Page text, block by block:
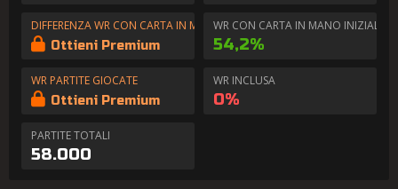
DIFFERENZA WR CON CARTA IN MANO
Ottieni Premium
WR CON CARTA IN MANO INIZIALE
54,2%
WR PARTITE GIOCATE
Ottieni Premium
WR INCLUSA
0%
PARTITE TOTALI
58.000